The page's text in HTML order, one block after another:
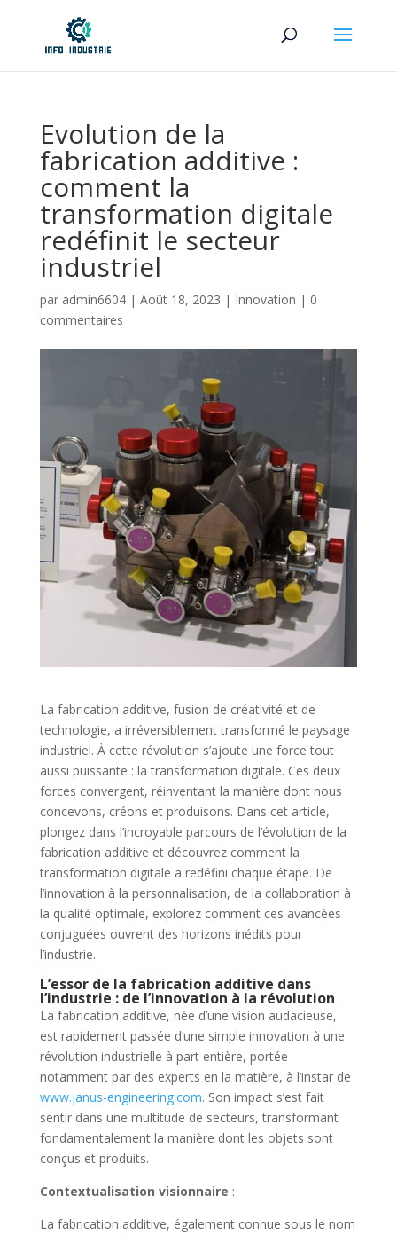
Evolution de la
fabrication additive :
comment la
transformation digitale
redéfinit le secteur
industriel
par admin6604| Août 18, 2023 | Innovation | 0
commentaires
La fabrication additive, fusion de créativité et de
technologie, a irréversiblement transformé le paysage
industriel. À cette révolution s’ajoute une force tout
aussi puissante : la transformation digitale. Ces deux
forces convergent, réinventant la manière dont nous
concevons, créons et produisons. Dans cet article,
plongez dans l’incroyable parcours de l’évolution de la
fabrication additive et découvrez comment la
transformation digitale a redéfini chaque étape. De
l’innovation à la personnalisation, de la collaboration à
la qualité optimale, explorez comment ces avancées
conjuguées ouvrent des horizons inédits pour
l’industrie.
L’essor de la fabrication additive dans
l’industrie : de l’innovation à la révolution
La fabrication additive, née d’une vision audacieuse,
est rapidement passée d’une simple innovation à une
révolution industrielle à part entière, portée
notamment par des experts en la matière, à l’instar de
www.janus-engineering.com. Son impact s’est fait
sentir dans une multitude de secteurs, transformant
fondamentalement la manière dont les objets sont
conçus et produits.
Contextualisation visionnaire :
La fabrication additive, également connue sous le nom